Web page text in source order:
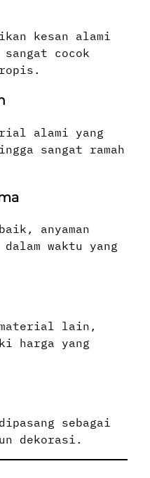
kesan alami
cocok
alami yang
sangat ramah
anyaman
waktu yang
material lain,
harga yang
dipasang sebagai
dekorasi.